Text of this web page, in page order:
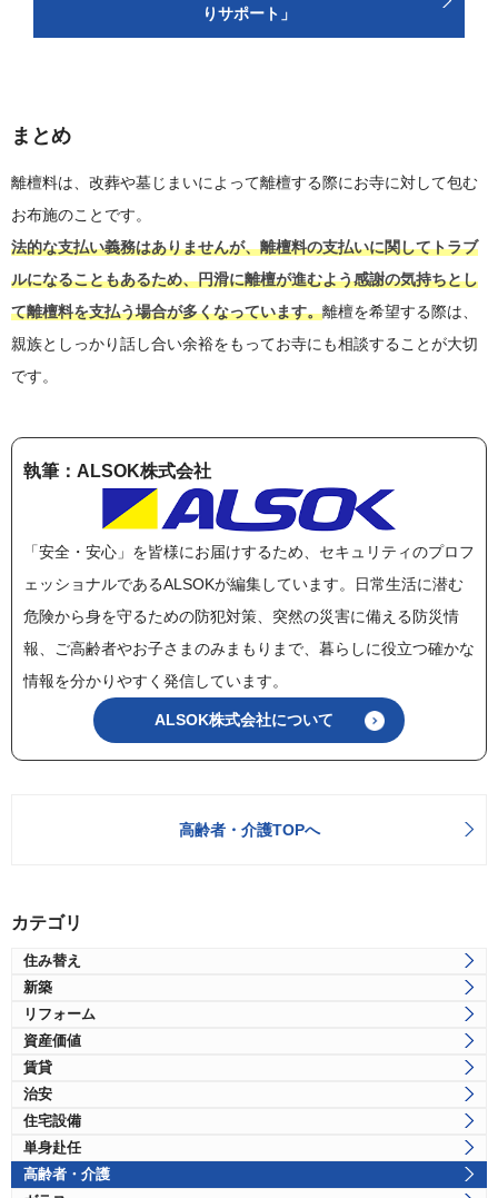
りサポート」
まとめ
離檀料は、改葬や墓じまいによって離檀する際にお寺に対して包む
お布施のことです。
法的な支払い義務はありませんが、離檀料の支払いに関してトラブ
ルになることもあるため、円滑に離檀が進むよう感謝の気持ちとし
て離檀料を支払う場合が多くなっています。離檀を希望する際は、
親族としっかり話し合い余裕をもってお寺にも相談することが大切
です。
執筆：ALSOK株式会社
「安全・安心」を皆様にお届けするため、セキュリティのプロフ
ェッショナルであるALSOKが編集しています。日常生活に潜む
危険から身を守るための防犯対策、突然の災害に備える防災情
報、ご高齢者やお子さまのみまもりまで、暮らしに役立つ確かな
情報を分かりやすく発信しています。
ALSOK株式会社について
高齢者・介護TOPへ
カテゴリ
住み替え
新築
リフォーム
資産価値
賃貸
治安
住宅設備
単身赴任
高齢者・介護